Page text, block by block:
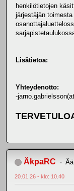
henkilötietojen
järjestäjän
Lisätietoa:
Yhteydenotto:
-
ÄkpaRC
20.01.26 - klo: 10.40